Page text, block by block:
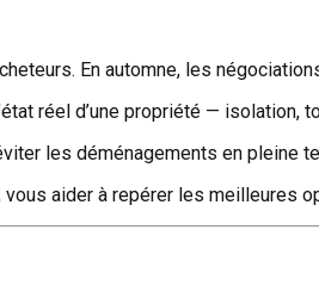
En automne, les
réel d’une propriété — isolation,
les déménagements en pleine
aider à repérer les meilleures